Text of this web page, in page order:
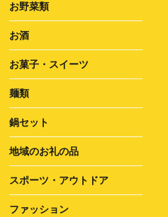
お野菜類
お酒
お菓子・スイーツ
麺類
鍋セット
地域のお礼の品
スポーツ・アウトドア
ファッション